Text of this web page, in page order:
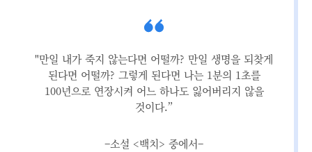
"만일 내가 죽지 않는다면 어떨까? 만일 생명을 되찾게
된다면 어떨까? 그렇게 된다면 나는 1분의 1초를
100년으로 연장시켜 어느 하나도 잃어버리지 않을
것이다.”
–소설 <백치> 중에서–